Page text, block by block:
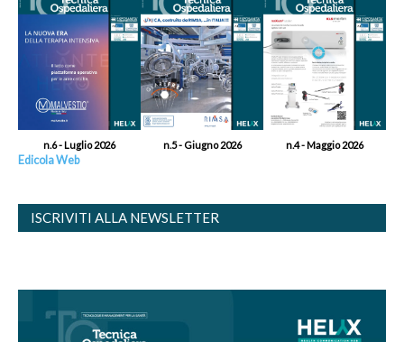
n.6 - Luglio 2026 n.5 - Giugno 2026 n.4 - Maggio 2026
Edicola Web
ISCRIVITI ALLA NEWSLETTER